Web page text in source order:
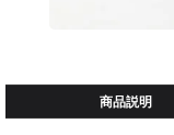
商品説明